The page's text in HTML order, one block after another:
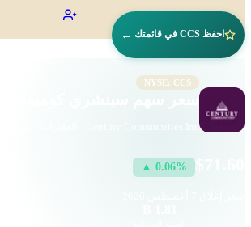
احفظ CCS في قائمتك ←
NYSE: CCS
سعر سهم سينشري كوميونيتيز (CCS)
Century Communities Inc · العقارات · بورصة نيويورك
▲ 0.06%